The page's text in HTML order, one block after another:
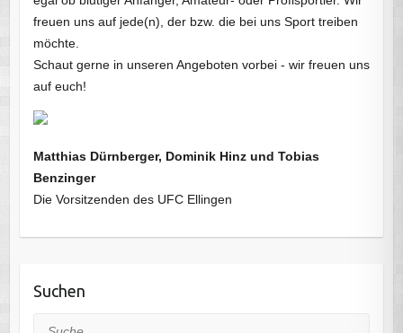
freuen uns auf jede(n), der bzw. die bei uns Sport treiben
möchte.
Schaut gerne in unseren Angeboten vorbei - wir freuen uns
auf euch!
Matthias Dürnberger, Dominik Hinz und Tobias
Benzinger
Die Vorsitzenden des UFC Ellingen
Suchen
Suche